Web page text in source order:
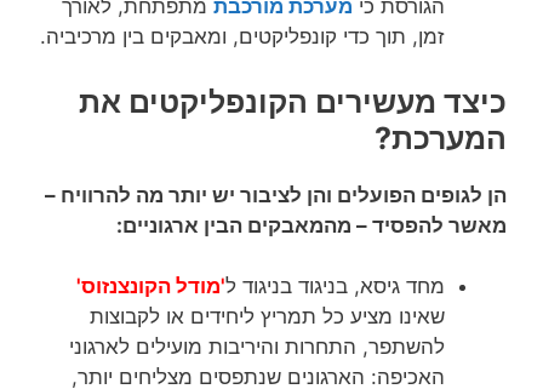
הגורסת כי מערכת מורכבת מתפתחת, לאורך
זמן, תוך כדי קונפליקטים, ומאבקים בין מרכיביה.
כיצד מעשירים הקונפליקטים את
המערכת?
הן לגופים הפועלים והן לציבור יש יותר מה להרוויח –
מאשר להפסיד – מהמאבקים הבין ארגוניים:
מחד גיסא, בניגוד בניגוד ל'מודל הקונצנזוס'
שאינו מציע כל תמריץ ליחידים או לקבוצות
להשתפר, התחרות והיריבות מועילים לארגוני
האכיפה: הארגונים שנתפסים מצליחים יותר,